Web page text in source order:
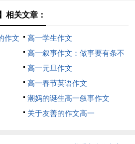
相关文章：
作文
高一学生作文
高一叙事作文：做事要有条不
紊高一元旦作文
高一春节英语作文
潮妈的诞生高一叙事作文
关于友善的作文高一